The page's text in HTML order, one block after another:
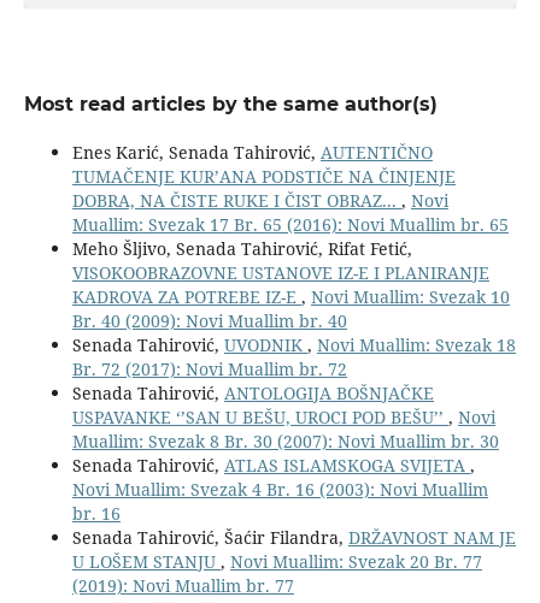
Most read articles by the same author(s)
Enes Karić, Senada Tahirović, AUTENTIČNO
TUMAČENJE KUR’ANA PODSTIČE NA ČINJENJE
DOBRA, NA ČISTE RUKE I ČIST OBRAZ... , Novi
Muallim: Svezak 17 Br. 65 (2016): Novi Muallim br. 65
Meho Šljivo, Senada Tahirović, Rifat Fetić,
VISOKOOBRAZOVNE USTANOVE IZ-E I PLANIRANJE
KADROVA ZA POTREBE IZ-E , Novi Muallim: Svezak 10
Br. 40 (2009): Novi Muallim br. 40
Senada Tahirović, UVODNIK , Novi Muallim: Svezak 18
Br. 72 (2017): Novi Muallim br. 72
Senada Tahirović, ANTOLOGIJA BOŠNJAČKE
USPAVANKE ‘’SAN U BEŠU, UROCI POD BEŠU’’ , Novi
Muallim: Svezak 8 Br. 30 (2007): Novi Muallim br. 30
Senada Tahirović, ATLAS ISLAMSKOGA SVIJETA ,
Novi Muallim: Svezak 4 Br. 16 (2003): Novi Muallim
br. 16
Senada Tahirović, Šaćir Filandra, DRŽAVNOST NAM JE
U LOŠEM STANJU , Novi Muallim: Svezak 20 Br. 77
(2019): Novi Muallim br. 77